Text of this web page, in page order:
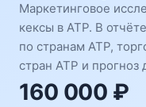
Маркетинговое
кексы в АТР. В
по странам АТР,
стран АТР и прогноз
160 000 ₽